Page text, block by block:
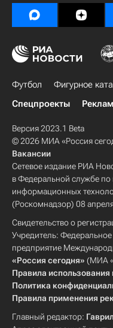
Футбол Фигурное
Спецпроекты
Версия 2023.1 Beta
© 2026 МИА «Россия
Вакансии
Сетевое издание РИА
в Федеральной службе по
информационных
(Роскомнадзор) 08
Свидетельство о
Учредитель: Федеральное
предприятие
«Россия сегодня» (МИА
Правила
Политика
Правила применения
Главный редактор: